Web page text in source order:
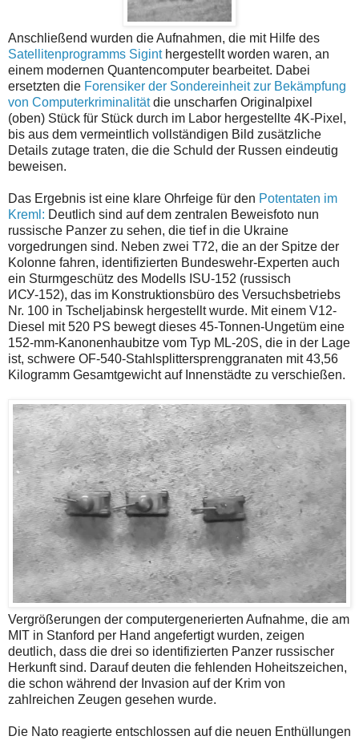
Anschließend wurden die Aufnahmen, die mit Hilfe des
Satellitenprogramms Siginthergestellt worden waren, an
einem modernen Quantencomputer bearbeitet. Dabei
ersetzten die Forensiker der Sondereinheit zur Bekämpfung
von Computerkriminalitätdie unscharfen Originalpixel
(oben) Stück für Stück durch im Labor hergestellte 4K-Pixel,
bis aus dem vermeintlich vollständigen Bild zusätzliche
Details zutage traten, die die Schuld der Russen eindeutig
beweisen.
Das Ergebnis ist eine klare Ohrfeige für den Potentaten im
Kreml: Deutlich sind auf dem zentralen Beweisfoto nun
russische Panzer zu sehen, die tief in die Ukraine
vorgedrungen sind. Neben zwei T72, die an der Spitze der
Kolonne fahren, identifizierten Bundeswehr-Experten auch
ein Sturmgeschütz des Modells ISU-152 (russisch
ИСУ-152), das im Konstruktionsbüro des Versuchsbetriebs
Nr. 100 in Tscheljabinsk hergestellt wurde. Mit einem V12-
Diesel mit 520 PS bewegt dieses 45-Tonnen-Ungetüm eine
152-mm-Kanonenhaubitze vom Typ ML-20S, die in der Lage
ist, schwere OF-540-Stahlsplittersprenggranaten mit 43,56
Kilogramm Gesamtgewicht auf Innenstädte zu verschießen.
Vergrößerungen der computergenerierten Aufnahme, die am
MIT in Stanford per Hand angefertigt wurden, zeigen
deutlich, dass die drei so identifizierten Panzer russischer
Herkunft sind. Darauf deuten die fehlenden Hoheitszeichen,
die schon während der Invasion auf der Krim von
zahlreichen Zeugen gesehen wurde.
Die Nato reagierte entschlossen auf die neuen Enthüllungen